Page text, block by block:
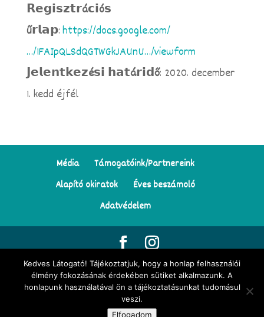
𝗥𝗲𝗴𝗶𝘀𝘇𝘁𝗿á𝗰𝗶ó𝘀
ű𝗿𝗹𝗮𝗽:https://docs.google.com/
…/1FAIpQLSdQGTWGkJAUnU…/viewform
𝗝𝗲𝗹𝗲𝗻𝘁𝗸𝗲𝘇é𝘀𝗶 𝗵𝗮𝘁á𝗿𝗶𝗱ő: 2020. december
1. kedd éjfél
Média
Támogatóink/Partnereink
Alapító okiratok
Éves beszámoló
Adatvédelem
© Minden jog fenntartva | Tekergő Meseösvény Egyesület | Az
oldalon található illusztrációk Darvay Tünde Napocska munkái |
Honlapkészítés:webreveled.hu
Kedves Látogató! Tájékoztatjuk, hogy a honlap felhasználói
élmény fokozásának érdekében sütiket alkalmazunk. A
honlapunk használatával ön a tájékoztatásunkat tudomásul
veszi.
Elfogadom